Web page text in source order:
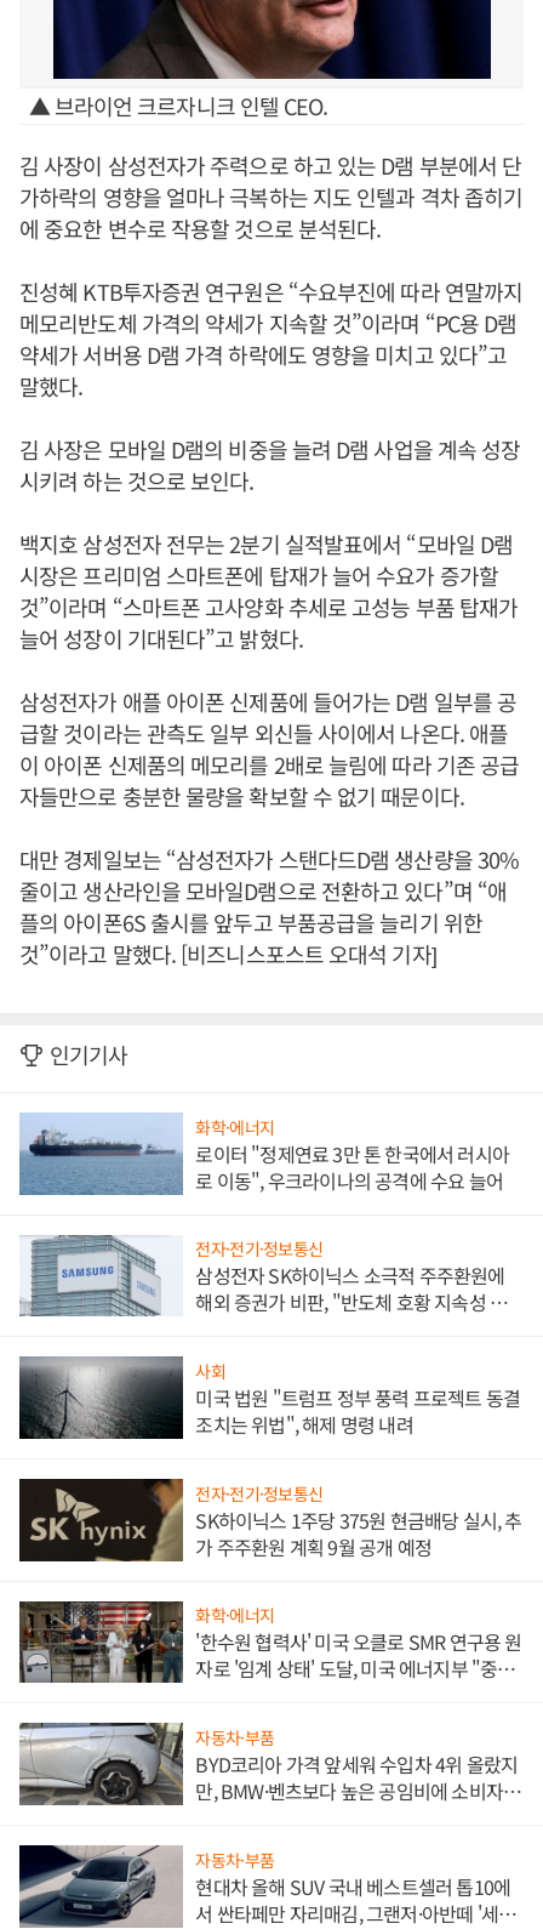
▲ 브라이언 크르자니크 인텔 CEO.
김 사장이 삼성전자가 주력으로 하고 있는 D램 부분에서 단
가하락의 영향을 얼마나 극복하는 지도 인텔과 격차 좁히기
에 중요한 변수로 작용할 것으로 분석된다.
진성혜 KTB투자증권 연구원은 “수요부진에 따라 연말까지
메모리반도체 가격의 약세가 지속할 것”이라며 “PC용 D램
약세가 서버용 D램 가격 하락에도 영향을 미치고 있다”고
말했다.
김 사장은 모바일 D램의 비중을 늘려 D램 사업을 계속 성장
시키려 하는 것으로 보인다.
백지호 삼성전자 전무는 2분기 실적발표에서 “모바일 D램
시장은 프리미엄 스마트폰에 탑재가 늘어 수요가 증가할
것”이라며 “스마트폰 고사양화 추세로 고성능 부품 탑재가
늘어 성장이 기대된다”고 밝혔다.
삼성전자가 애플 아이폰 신제품에 들어가는 D램 일부를 공
급할 것이라는 관측도 일부 외신들 사이에서 나온다. 애플
이 아이폰 신제품의 메모리를 2배로 늘림에 따라 기존 공급
자들만으로 충분한 물량을 확보할 수 없기 때문이다.
대만 경제일보는 “삼성전자가 스탠다드D램 생산량을 30%
줄이고 생산라인을 모바일D램으로 전환하고 있다”며 “애
플의 아이폰6S 출시를 앞두고 부품공급을 늘리기 위한
것”이라고 말했다. [비즈니스포스트 오대석 기자]
인기기사
화학·에너지
로이터 "정제연료 3만 톤 한국에서 러시아
로 이동", 우크라이나의 공격에 수요 늘어
전자·전기·정보통신
삼성전자 SK하이닉스 소극적 주주환원에
해외 증권가 비판, "반도체 호황 지속성 의
사회
미국 법원 "트럼프 정부 풍력 프로젝트 동결
조치는 위법", 해제 명령 내려
전자·전기·정보통신
SK하이닉스 1주당 375원 현금배당 실시, 추
가 주주환원 계획 9월 공개 예정
화학·에너지
'한수원 협력사' 미국 오클로 SMR 연구용 원
자로 '임계 상태' 도달, 미국 에너지부 "중요
자동차·부품
BYD코리아 가격 앞세워 수입차 4위 올랐지
만, BMW·벤츠보다 높은 공임비에 소비자
자동차·부품
현대차 올해 SUV 국내 베스트셀러 톱10에
서 싼타페만 자리매김, 그랜저·아반떼 '세단